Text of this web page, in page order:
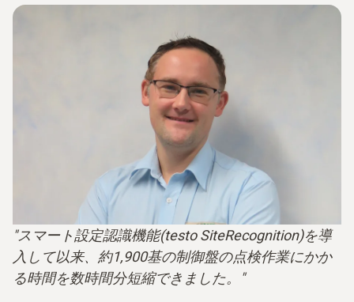
"スマート設定認識機能(testo SiteRecognition)を導
入して以来、約1,900基の制御盤の点検作業にかか
る時間を数時間分短縮できました。"